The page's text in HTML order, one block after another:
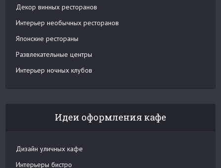
Декор винных ресторанов
Интерьер необычных ресторанов
Японские рестораны
Развлекательные центры
Интерьер ночных клубов
Идеи оформления кафе
Дизайн уличных кафе
Интерьеры бистро